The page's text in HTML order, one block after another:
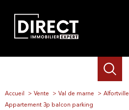
Accueil Vente Val de marne Alfortville
Appartement 3p balcon parking